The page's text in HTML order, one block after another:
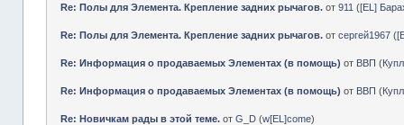
Re: Полы для Элемента. Крепление задних рычагов. от911 ([EL]
Re: Полы для Элемента. Крепление задних рычагов. отсергей1967 (
Re: Информация о продаваемых Элементах (в помощь) от ВВП (
Re: Информация о продаваемых Элементах (в помощь) от ВВП (
Re: Новичкам рады в этой теме. отG_D (w[EL]come)